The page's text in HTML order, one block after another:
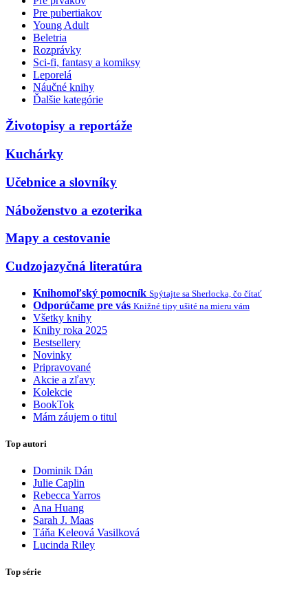
Pre pubertiakov
Young Adult
Beletria
Rozprávky
Sci-fi, fantasy a komiksy
Leporelá
Náučné knihy
Ďalšie kategórie
Životopisy a reportáže
Kuchárky
Učebnice a slovníky
Náboženstvo a ezoterika
Mapy a cestovanie
Cudzojazyčná literatúra
Knihomoľský pomocník Spýtajte sa Sherlocka, čo čítať
Odporúčame pre vás Knižné tipy ušité na mieru vám
Všetky knihy
Knihy roka 2025
Bestsellery
Novinky
Pripravované
Akcie a zľavy
Kolekcie
BookTok
Mám záujem o titul
Top autori
Dominik Dán
Julie Caplin
Rebecca Yarros
Ana Huang
Sarah J. Maas
Táňa Keleová Vasilková
Lucinda Riley
Top série